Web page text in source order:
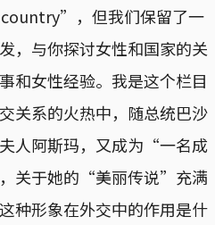
country”，但我们保留了一
，与你探讨女性和国家的关
和女性经验。我是这个栏目
关系的火热中，随总统巴沙
人阿斯玛，又成为“一名成
关于她的“美丽传说”充满
种形象在外交中的作用是什